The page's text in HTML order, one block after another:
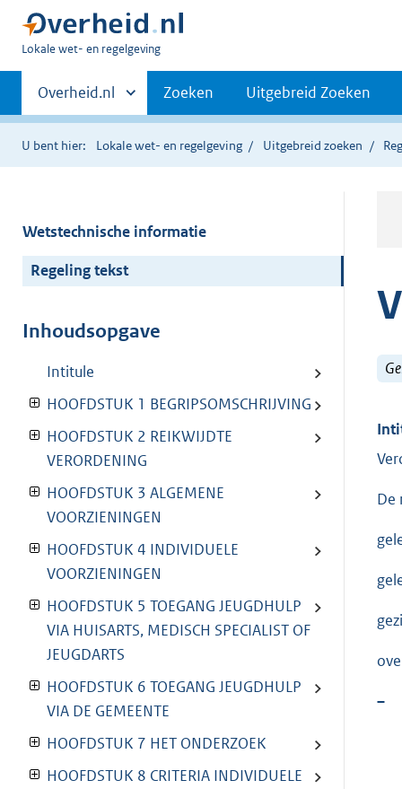
U
hier:
Lokale wet- en regelgeving
Primaire
navigatie
Andere
sites
binnen
Overheid.nl Zoeken Uitgebreid Zoeken
U bent hier: Lokale wet- en regelgeving Uitgebreid zoeken
Wetstechnische informatie
Regeling tekst
Inhoudsopgave
Intitule
HOOFDSTUK 1 BEGRIPSOMSCHRIJVING
HOOFDSTUK 2 REIKWIJDTE
VERORDENING
HOOFDSTUK 3 ALGEMENE
VOORZIENINGEN
HOOFDSTUK 4 INDIVIDUELE
VOORZIENINGEN
HOOFDSTUK 5 TOEGANG JEUGDHULP
VIA HUISARTS, MEDISCH SPECIALIST OF
JEUGDARTS
HOOFDSTUK 6 TOEGANG JEUGDHULP
VIA DE GEMEENTE
HOOFDSTUK 7 HET ONDERZOEK
HOOFDSTUK 8 CRITERIA INDIVIDUELE
De
–